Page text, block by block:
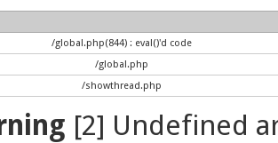
/global.php(844) : eval()'d code
/global.php
/showthread.php
[2] Undefined